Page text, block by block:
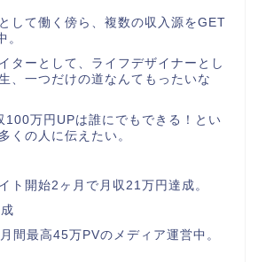
して働く傍ら、複数の収入源をGET
。
ターとして、ライフデザイナーとし
、一つだけの道なんてもったいな
100万円UPは誰にでもできる！とい
くの人に伝えたい。
ト開始2ヶ月で月収21万円達成。
間最高45万PVのメディア運営中。